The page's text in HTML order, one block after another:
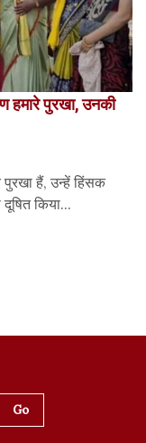
हमारे पुरखा, उनकी
पुरखा हैं, उन्हें हिंसक
किया...